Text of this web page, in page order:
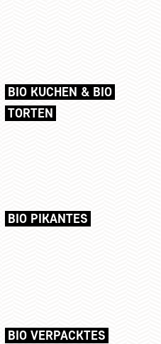
BIO KUCHEN & BIO
TORTEN
BIO PIKANTES
BIO VERPACKTES